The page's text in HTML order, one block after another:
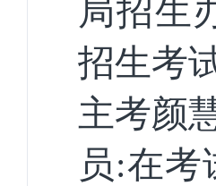
局招生
招生考
主考颜
员:在